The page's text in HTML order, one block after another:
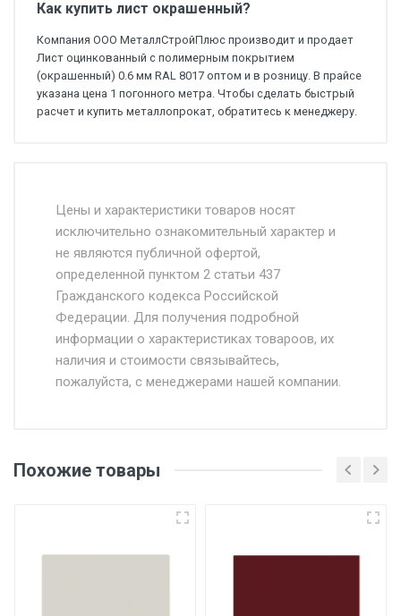
Как купить лист окрашенный?
Компания ООО МеталлСтройПлюс производит и продает
Лист оцинкованный с полимерным покрытием
(окрашенный) 0.6 мм RAL 8017 оптом и в розницу. В прайсе
указана цена 1 погонного метра. Чтобы сделать быстрый
расчет и купить металлопрокат, обратитесь к менеджеру.
Москве и Московской области.
Доставка осуществляется собственным и
наёмным транспортом, стоимость
доставки рассчитывается Ставка + км от
МКАД, Въезд на ТТК и Садовое кольцо +
от 500.
Доставка в течении 1 рабочего дня 24/7.
несоблюдении указанных требований,
передаче товара без возмещения каких-
либо убытков, и требовать от покупателя
Цены и характеристики товаров носят
исключительно ознакомительный характер и
не являются публичной офертой,
определенной пунктом 2 статьи 437
Гражданского кодекса Российской
Федерации. Для получения подробной
информации о характеристиках товароов, их
наличия и стоимости связывайтесь,
пожалуйста, с менеджерами нашей компании.
Похожие товары